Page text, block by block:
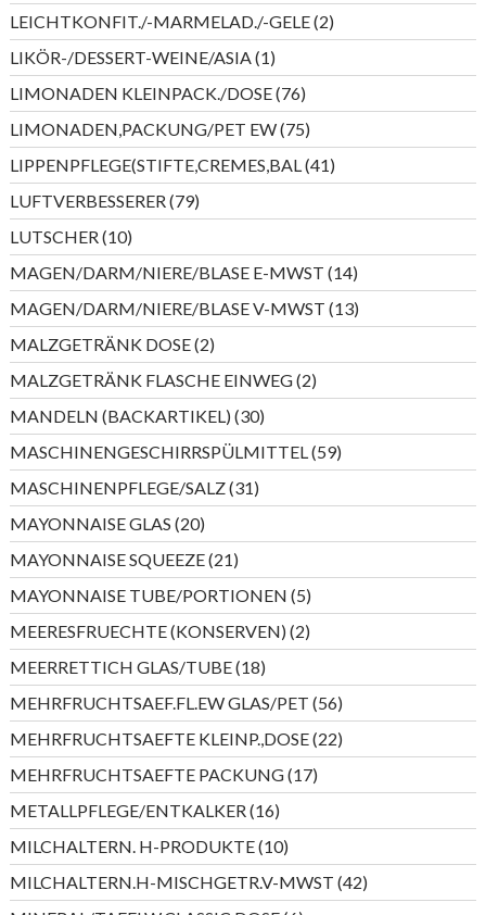
Produkte
LEICHTKONFIT./-MARMELAD./-GELE 22
Produkte
LIKÖR-/DESSERT-WEINE/ASIA 11
Produkt
LIMONADEN KLEINPACK./DOSE 7676
Produkte
LIMONADEN,PACKUNG/PET EW 7575
Produkte
LIPPENPFLEGE(STIFTE,CREMES,BAL 4141
Produkte
LUFTVERBESSERER 7979
Produkte
LUTSCHER 1010
Produkte
MAGEN/DARM/NIERE/BLASE E-MWST 1414
Produkte
MAGEN/DARM/NIERE/BLASE V-MWST 1313
Produkte
MALZGETRÄNK DOSE 22
Produkte
MALZGETRÄNK FLASCHE EINWEG 22
Produkte
MANDELN (BACKARTIKEL) 3030
Produkte
MASCHINENGESCHIRRSPÜLMITTEL 5959
Produkte
MASCHINENPFLEGE/SALZ 3131
Produkte
MAYONNAISE GLAS 2020
Produkte
MAYONNAISE SQUEEZE 2121
Produkte
MAYONNAISE TUBE/PORTIONEN 55
Produkte
MEERESFRUECHTE (KONSERVEN) 22
Produkte
MEERRETTICH GLAS/TUBE 1818
Produkte
MEHRFRUCHTSAEF.FL.EW GLAS/PET 5656
Produkte
MEHRFRUCHTSAEFTE KLEINP.,DOSE 2222
Produkte
MEHRFRUCHTSAEFTE PACKUNG 1717
Produkte
METALLPFLEGE/ENTKALKER 1616
Produkte
MILCHALTERN. H-PRODUKTE 1010
Produkte
MILCHALTERN.H-MISCHGETR.V-MWST 4242
Produkte